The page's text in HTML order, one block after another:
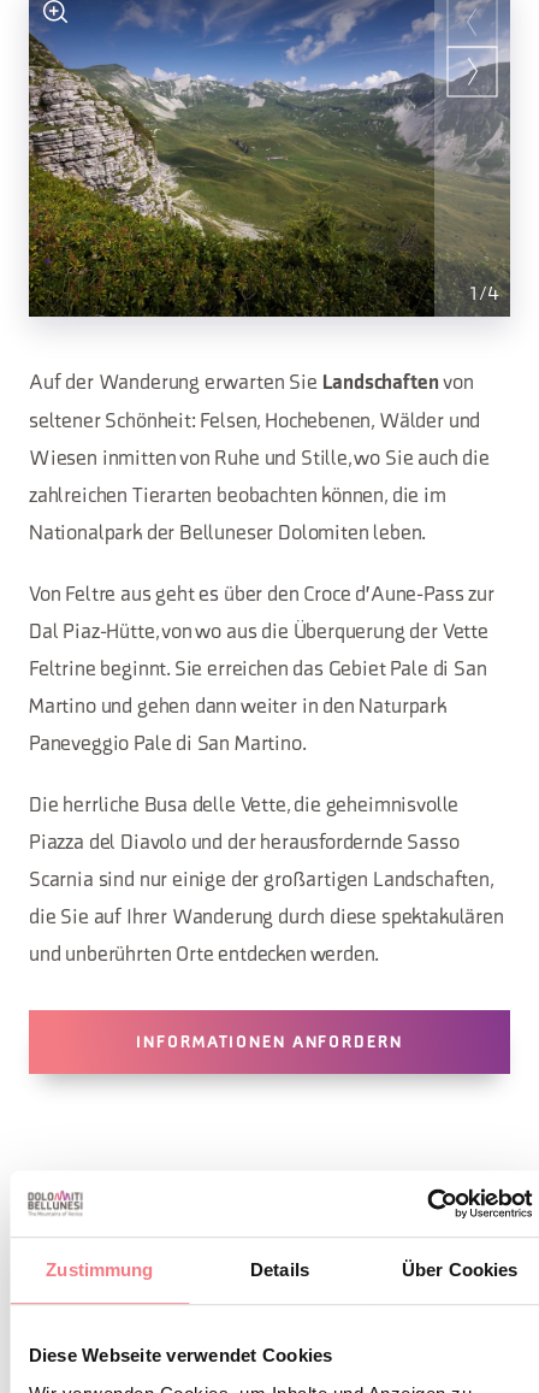
Zustimmung Details Über Cookies
Diese Webseite verwendet Cookies
1/4
Auf der Wanderung erwarten Sie Landschaftenvon
seltener Schönheit: Felsen, Hochebenen, Wälder und
Wiesen inmitten von Ruhe und Stille, wo Sie auch die
zahlreichen Tierarten beobachten können, die im
Nationalpark der Belluneser Dolomiten leben.
Von Feltre aus geht es über den Croce d'Aune-Pass zur
Dal Piaz-Hütte, von wo aus die Überquerung der Vette
Feltrine beginnt. Sie erreichen das Gebiet Pale di San
Martino und gehen dann weiter in den Naturpark
Paneveggio Pale di San Martino.
Die herrliche Busa delle Vette, die geheimnisvolle
Piazza del Diavolo und der herausfordernde Sasso
Scarnia sind nur einige der großartigen Landschaften,
die Sie auf Ihrer Wanderung durch diese spektakulären
und unberührten Orte entdecken werden.
INFORMATIONEN ANFORDERN
DETAIL DER
REISEROUTE